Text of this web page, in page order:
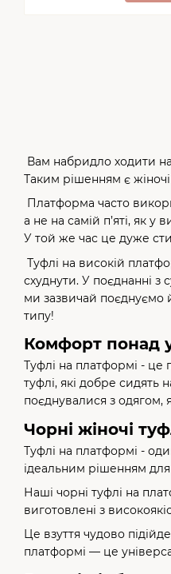
Вам набридло ходити
Таким рішенням є
Платформа часто
а не на самій п’яті, як
У той же час це дуже
Туфлі на високій
схуднути. У поєднанні з
ми зазвичай поєднуємо
типу!
Комфорт понад
Туфлі на платформі - це
туфлі, які добре
поєднувалися з одягом,
Чорні жіночі
Туфлі на платформі -
ідеальним рішенням
Наші чорні туфлі на
виготовлені з
Це взуття чудово
платформі — це